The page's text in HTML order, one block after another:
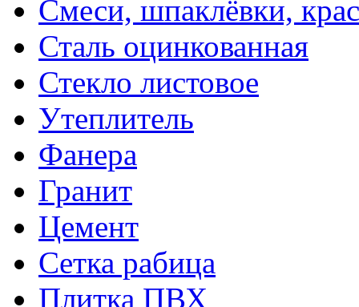
Смеси, шпаклёвки,
Сталь оцинкованная
Стекло листовое
Утеплитель
Фанера
Гранит
Цемент
Сетка рабица
Плитка ПВХ